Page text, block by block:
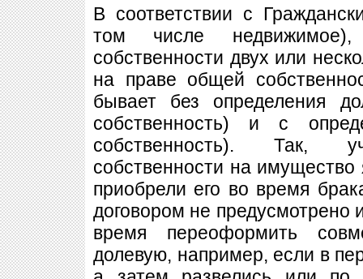
В соответствии с
том числе
собственности двух или
на праве общей
бывает без определения
собственность) и с
собственность). Так,
собственности на имущество
приобрели его во время
договором не предусмотрено
время переоформить
долевую, например, если в